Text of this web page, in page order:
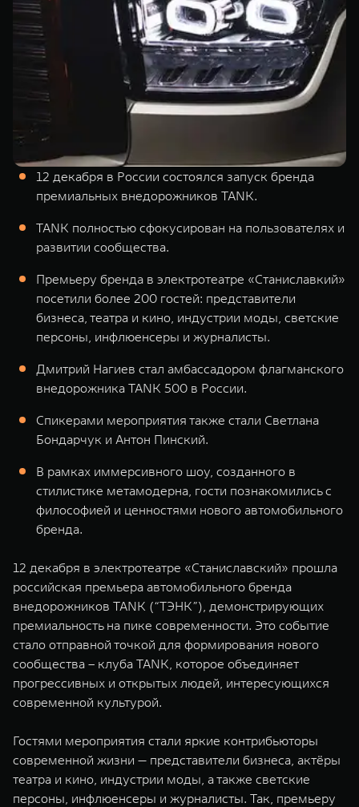
TANK 500
Веди за собой
от 6 499 000 ₽
TANK 700
Сила
WEY 07
Расширяя границы комфорта
WEY 05
WEY 80
Масштаб возможностей
от 6 449 000 ₽
WEY 80
Масштаб
от 8 099
ПОКУПКА АВТОМОБИЛЯ
TANK Финансы
Корпоративным клиентам
TANK ФИНАНСЫ
TANK Кредит
TANK Лизинг
Сервис
Специальные предложения
Моторные масла
ЦИФРОВЫЕ СЕРВИСЫ TANK
Цифровые сервисы TANK
Подписки
12 декабря в России состоялся запуск бренда
премиальных внедорожников TANK.
TANK полностью сфокусирован на пользователях и
развитии сообщества.
Премьеру бренда в электротеатре «Станиславкий»
посетили более 200 гостей: представители
бизнеса, театра и кино, индустрии моды, светские
персоны, инфлюенсеры и журналисты.
Дмитрий Нагиев стал амбассадором флагманского
внедорожника TANK 500 в России.
Спикерами мероприятия также стали Светлана
Бондарчук и Антон Пинский.
В рамках иммерсивного шоу, созданного в
стилистике метамодерна, гости познакомились с
философией и ценностями нового автомобильного
бренда.
12 декабря в электротеатре «Станиславский» прошла
российская премьера автомобильного бренда
внедорожников TANK (“ТЭНК”), демонстрирующих
премиальность на пике современности. Это событие
стало отправной точкой для формирования нового
сообщества – клуба TANK, которое объединяет
прогрессивных и открытых людей, интересующихся
современной культурой.
Гостями мероприятия стали яркие контрибьюторы
современной жизни — представители бизнеса, актёры
театра и кино, индустрии моды, а также светские
персоны, инфлюенсеры и журналисты. Так, премьеру